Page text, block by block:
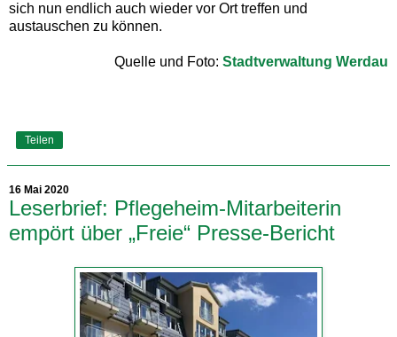
sich nun endlich auch wieder vor Ort treffen und
austauschen zu können.
Quelle und Foto: Stadtverwaltung Werdau
Teilen
16 Mai 2020
Leserbrief: Pflegeheim-Mitarbeiterin
empört über „Freie“ Presse-Bericht